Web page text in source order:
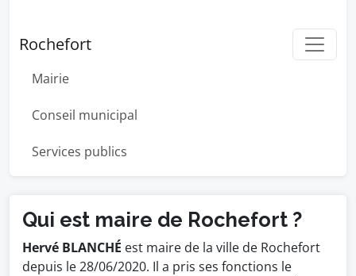
Rochefort
Mairie
Conseil municipal
Services publics
Qui est maire de Rochefort ?
Hervé BLANCHÉ est maire de la ville de Rochefort
depuis le 28/06/2020. Il a pris ses fonctions le